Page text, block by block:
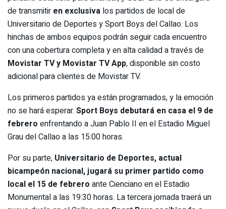
de transmitir en exclusiva los partidos de local de
Universitario de Deportes y Sport Boys del Callao. Los
hinchas de ambos equipos podrán seguir cada encuentro
con una cobertura completa y en alta calidad a través de
Movistar TV y Movistar TV App, disponible sin costo
adicional para clientes de Movistar TV.
Los primeros partidos ya están programados, y la emoción
no se hará esperar. Sport Boys debutará en casa el 9 de
febrero enfrentando a Juan Pablo II en el Estadio Miguel
Grau del Callao a las 15:00 horas.
Por su parte, Universitario de Deportes, actual
bicampeón nacional, jugará su primer partido como
local el 15 de febrero ante Cienciano en el Estadio
Monumental a las 19:30 horas. La tercera jornada traerá un